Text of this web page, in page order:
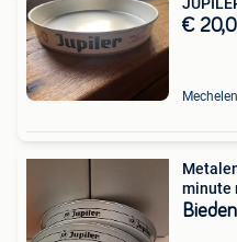
€
minute
Bieden